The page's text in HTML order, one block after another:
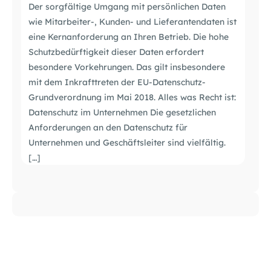
Der sorgfältige Umgang mit persönlichen Daten
wie Mitarbeiter-, Kunden- und Lieferantendaten ist
eine Kernanforderung an Ihren Betrieb. Die hohe
Schutzbedürftigkeit dieser Daten erfordert
besondere Vorkehrungen. Das gilt insbesondere
mit dem Inkrafttreten der EU-Datenschutz-
Grundverordnung im Mai 2018. Alles was Recht ist:
Datenschutz im Unternehmen Die gesetzlichen
Anforderungen an den Datenschutz für
Unternehmen und Geschäftsleiter sind vielfältig.
[…]